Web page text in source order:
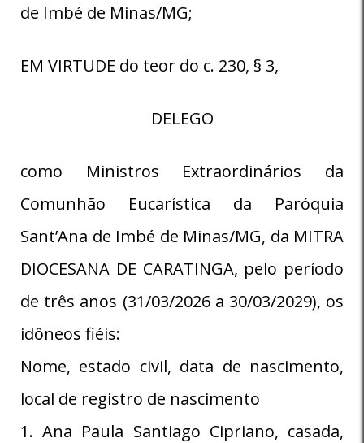
de Imbé de Minas/MG;
EM VIRTUDE do teor do c. 230, § 3,
DELEGO
como Ministros Extraordinários da
Comunhão Eucarística da Paróquia
Sant’Ana de Imbé de Minas/MG, da MITRA
DIOCESANA DE CARATINGA, pelo período
de três anos (31/03/2026 a 30/03/2029), os
idôneos fiéis:
Nome, estado civil, data de nascimento,
local de registro de nascimento
1. Ana Paula Santiago Cipriano, casada,